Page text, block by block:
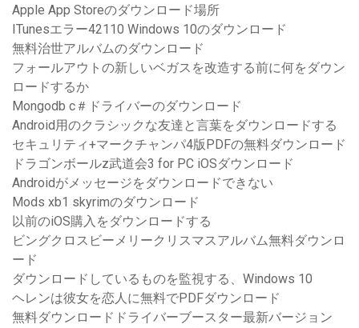
Apple App Storeのダウンロード場所
ITunesエラー42110 Windows 10のダウンロード
無料治世アルバムのダウンロード
フォールアウトの新しいベガスを改造する前に何をダウン
ロードするか
Mongodb c＃ドライバーのダウンロード
Android用のクラシックな友達と言葉をダウンロードする
セキュリティ+マークチャンパ4版PDFの無料ダウンロード
ドラゴンボールz武道会3 for PC iOSダウンロード
Androidがメッセージをダウンロードできない
Mods xb1 skyrimのダウンロード
以前のiOS購入をダウンロードする
ビングクロスビーメリークリスマスアルバム無料ダウンロ
ード
ダウンロードしているものを監視する、Windows 10
ヘレンは彼女を恋人に無料でPDFダウンロード
無料ダウンロードドライバーブースター最新バージョン